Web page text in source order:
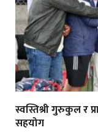
स्वस्तिश्री गुरुकुल र
सहयोग